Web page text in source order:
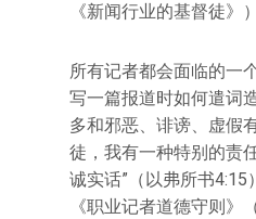
《新闻行业的基督徒》）
所有记者都会面临的一
写一篇报道时如何遣词
多和邪恶、诽谤、虚假
徒，我有一种特别的责
诚实话”（以弗所书
《职业记者道德守则》